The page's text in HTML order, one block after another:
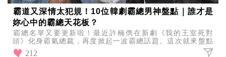
霸道又深情太犯規！10位韓劇霸總男神盤點｜誰才是
妳心中的霸總天花板？
霸總名單又要更新啦！最近許楠儁在新劇《我的王室死對
頭》化身霸氣總裁，再度掀起一波霸總話題。這次就來盤點
10位韓劇經典霸總男神，看看誰才是你心中的霸總天花板！
212